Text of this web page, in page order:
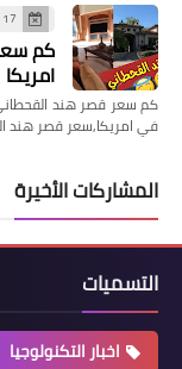
17 أكتوبر 2020
كم
امريكا
كم سعر قصر هند
في امريكا,سعر قصر هند
المشاركات الأخيرة
التسميات
اخبار التكنولوجيا